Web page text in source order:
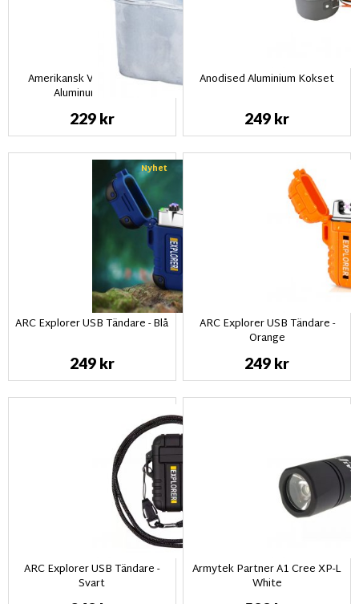
Amerikansk Vattenflaska i
Aluminum 1 liter
229 kr
Anodised Aluminium Kokset
249 kr
Nyhet
ARC Explorer USB Tändare - Blå
249 kr
ARC Explorer USB Tändare -
Orange
249 kr
ARC Explorer USB Tändare -
Svart
Armytek Partner A1 Cree XP-L
White